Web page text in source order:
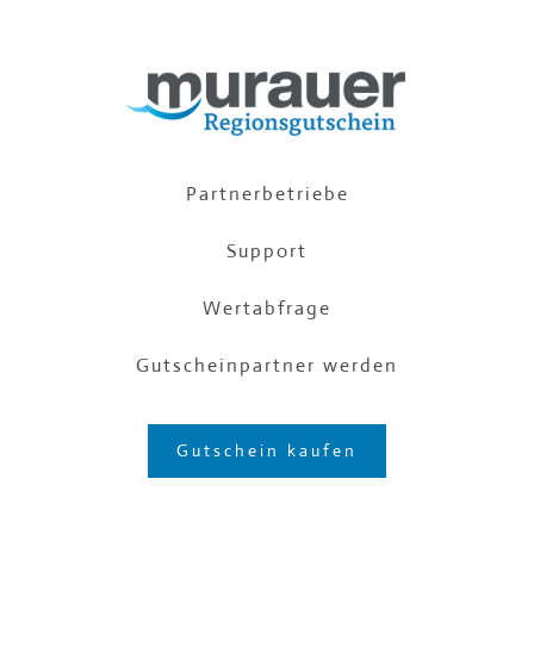
Partnerbetriebe
Support
Wertabfrage
Gutscheinpartner werden
Gutschein kaufen